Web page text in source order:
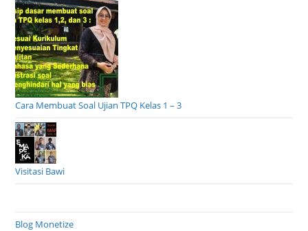
Cara Membuat Soal Ujian TPQ Kelas 1 – 3
Visitasi Bawi
Blog Monetize